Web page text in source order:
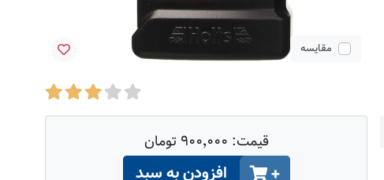
مقایسه
قیمت: ۹۰۰٬۰۰۰ تومان
افزودن به سبد